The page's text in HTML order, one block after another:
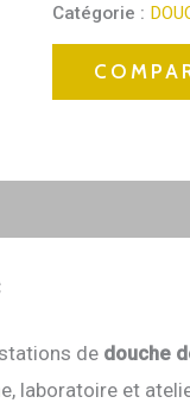
Catégorie :
de douche
laboratoire et